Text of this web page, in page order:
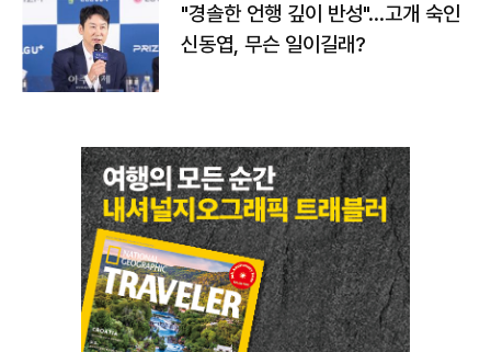
"경솔한 언행 깊이 반성"…고개 숙인
신동엽, 무슨 일이길래?